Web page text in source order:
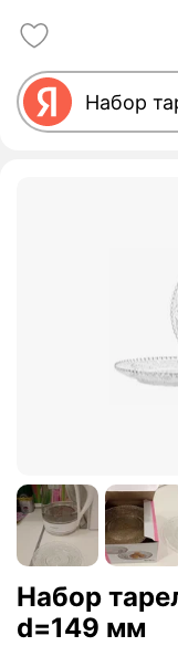
Набор
d=149 мм